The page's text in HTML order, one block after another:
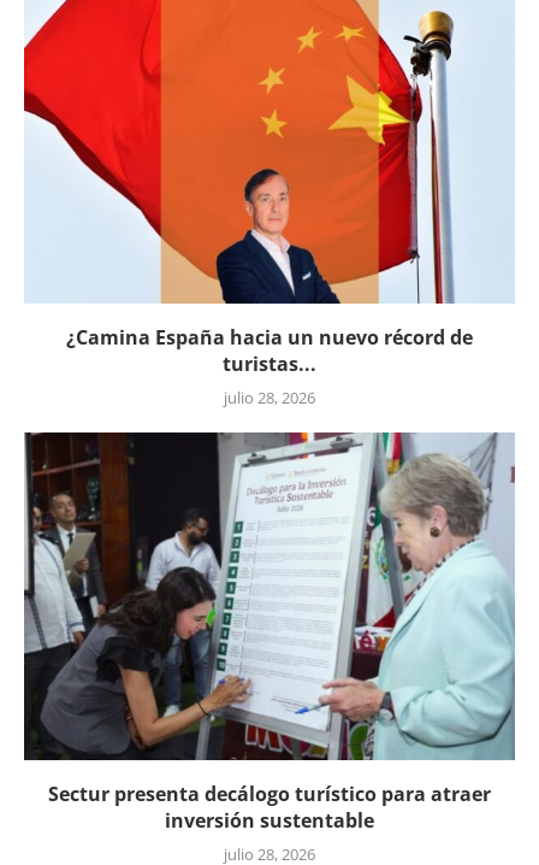
¿Camina España hacia un nuevo récord de
turistas...
julio 28, 2026
Sectur presenta decálogo turístico para atraer
inversión sustentable
julio 28, 2026